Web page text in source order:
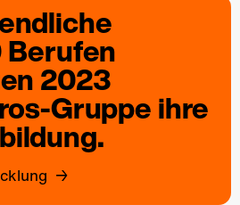
2023
Gruppe ihre